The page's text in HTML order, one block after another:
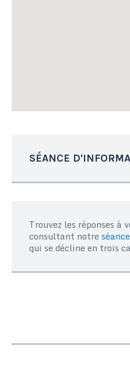
SÉANCE
Trouvez les réponses à
consultant notre
qui se décline en trois